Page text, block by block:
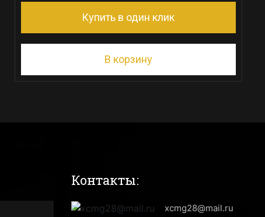
Купить в один клик
В корзину
Контакты:
xcmg28@mail.ru